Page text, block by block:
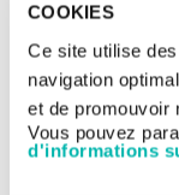
COOKIES
Ce site utilise
navigation
et de promouvoir
Vous pouvez
d'informations
mammaire de
charge complète
chirurgie
thérapies ciblées,
et soins de
patientes vers des